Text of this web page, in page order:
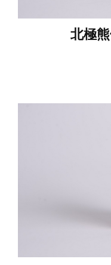
北極